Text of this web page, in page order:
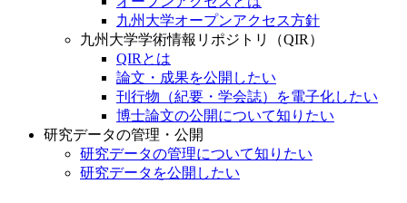
九州大学オープンアクセス方針
九州大学学術情報リポジトリ（QIR）
QIRとは
論文・成果を公開したい
刊行物（紀要・学会誌）を電子化したい
博士論文の公開について知りたい
研究データの管理・公開
研究データの管理について知りたい
研究データを公開したい